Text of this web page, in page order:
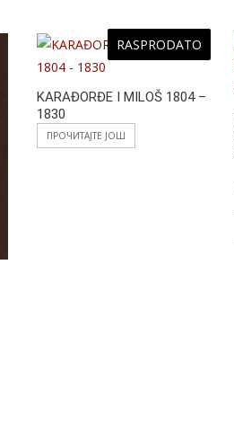
RASPRODATO
KARAĐORĐE I MILOŠ 1804 –
1830
ПРОЧИТАЈТЕ ЈОШ